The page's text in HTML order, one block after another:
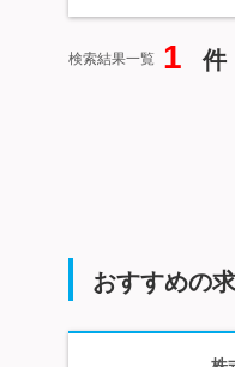
検索結果一覧 1 件
おすすめの